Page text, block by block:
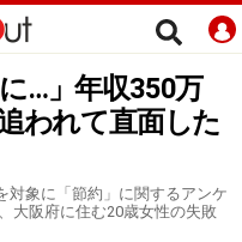
…」年収350万
われて直面した
対象に「節約」に関するアンケ
大阪府に住む20歳女性の失敗